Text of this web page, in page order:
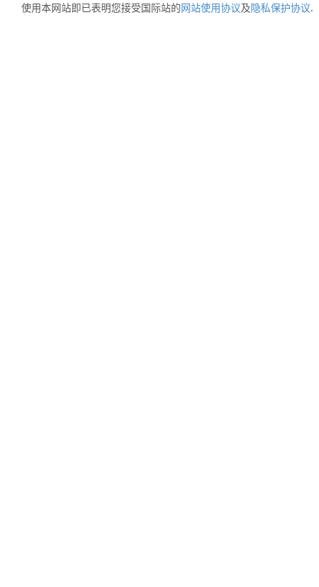
使用本网站即已表明您接受国际站的网站使用协议及隐私保护协议.